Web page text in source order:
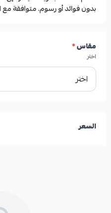
بدون فوائد أو رسوم. متوافقة
مقاس*
اختر
السعر